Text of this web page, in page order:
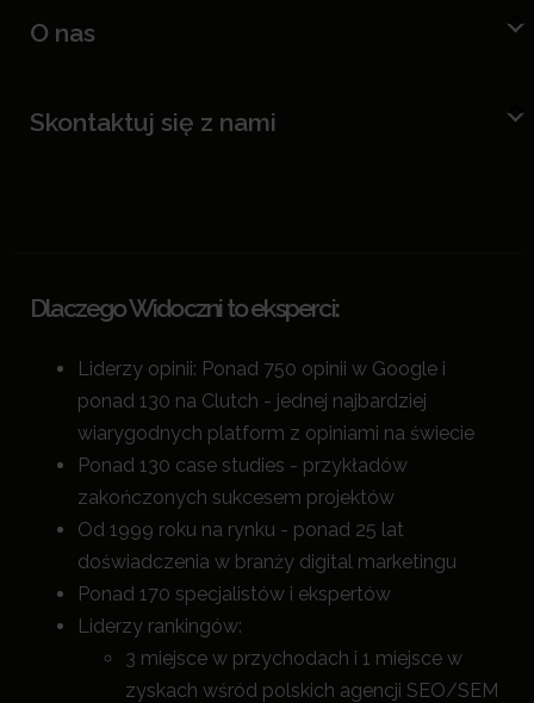
O nas
Skontaktuj się z nami
Dlaczego Widoczni to eksperci:
Liderzy opinii: Ponad 750 opinii w Google i
ponad 130 na Clutch - jednej najbardziej
wiarygodnych platform z opiniami na świecie
Ponad 130 case studies - przykładów
zakończonych sukcesem projektów
Od 1999 roku na rynku - ponad 25 lat
doświadczenia w branży digital marketingu
Ponad 170 specjalistów i ekspertów
Liderzy rankingów:
3 miejsce w przychodach i 1 miejsce w
zyskach wśród polskich agencji SEO/SEM